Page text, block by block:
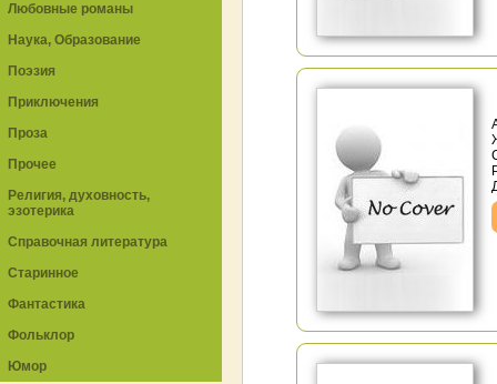
Любовные романы
Наука, Образование
Поэзия
Приключения
Проза
Прочее
Религия, духовность,
эзотерика
Справочная литература
Старинное
Фантастика
Фольклор
Юмор